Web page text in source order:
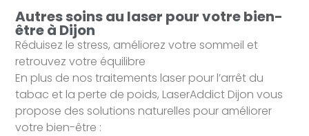
Autres soins au laser pour votre bien-
être à Dijon
Réduisez le stress, améliorez votre sommeil et
retrouvez votre équilibre
En plus de nos traitements laser pour l’arrêt du
tabac et la perte de poids, LaserAddict Dijon vous
propose des solutions naturelles pour améliorer
votre bien-être :